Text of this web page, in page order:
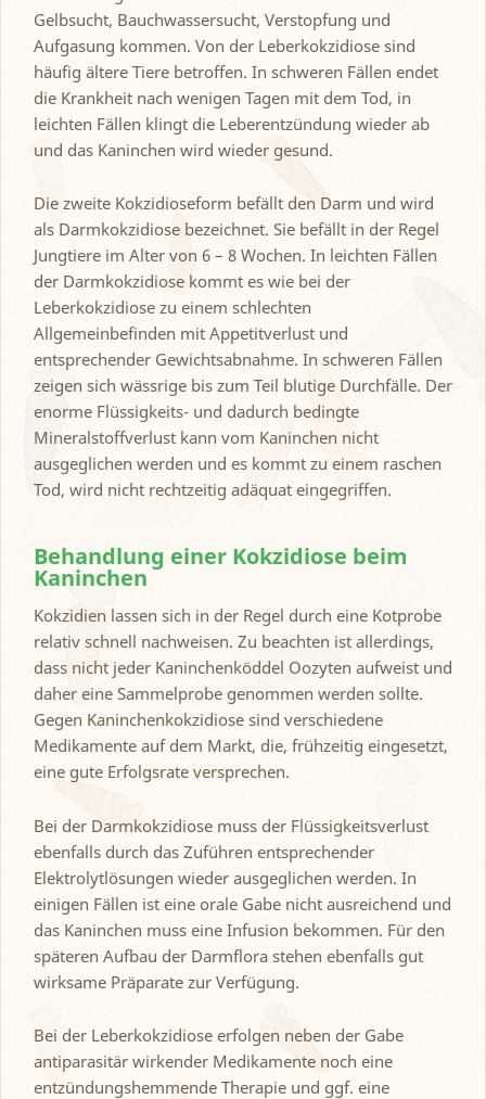
Gelbsucht, Bauchwassersucht, Verstopfung und
Aufgasung kommen. Von der Leberkokzidiose sind
häufig ältere Tiere betroffen. In schweren Fällen endet
die Krankheit nach wenigen Tagen mit dem Tod, in
leichten Fällen klingt die Leberentzündung wieder ab
und das Kaninchen wird wieder gesund.
Die zweite Kokzidioseform befällt den Darm und wird
als Darmkokzidiose bezeichnet. Sie befällt in der Regel
Jungtiere im Alter von 6 – 8 Wochen. In leichten Fällen
der Darmkokzidiose kommt es wie bei der
Leberkokzidiose zu einem schlechten
Allgemeinbefinden mit Appetitverlust und
entsprechender Gewichtsabnahme. In schweren Fällen
zeigen sich wässrige bis zum Teil blutige Durchfälle. Der
enorme Flüssigkeits- und dadurch bedingte
Mineralstoffverlust kann vom Kaninchen nicht
ausgeglichen werden und es kommt zu einem raschen
Tod, wird nicht rechtzeitig adäquat eingegriffen.
Behandlung einer Kokzidiose beim
Kaninchen
Kokzidien lassen sich in der Regel durch eine Kotprobe
relativ schnell nachweisen. Zu beachten ist allerdings,
dass nicht jeder Kaninchenköddel Oozyten aufweist und
daher eine Sammelprobe genommen werden sollte.
Gegen Kaninchenkokzidiose sind verschiedene
Medikamente auf dem Markt, die, frühzeitig eingesetzt,
eine gute Erfolgsrate versprechen.
Bei der Darmkokzidiose muss der Flüssigkeitsverlust
ebenfalls durch das Zuführen entsprechender
Elektrolytlösungen wieder ausgeglichen werden. In
einigen Fällen ist eine orale Gabe nicht ausreichend und
das Kaninchen muss eine Infusion bekommen. Für den
späteren Aufbau der Darmflora stehen ebenfalls gut
wirksame Präparate zur Verfügung.
Bei der Leberkokzidiose erfolgen neben der Gabe
antiparasitär wirkender Medikamente noch eine
entzündungshemmende Therapie und ggf. eine